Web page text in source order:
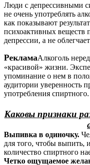
Люди с депрессивными
не очень употреблять
как показывают
психоактивных веществ
депрессии, а не
РекламаАлкоголь
«красивой» жизни.
упоминание о нем в
аудитории уверенность
употребления спиртного.
Каковы признаки
Выпивка в одиночку.
для того, чтобы выпить,
количество спиртного
Четко ощущаемое